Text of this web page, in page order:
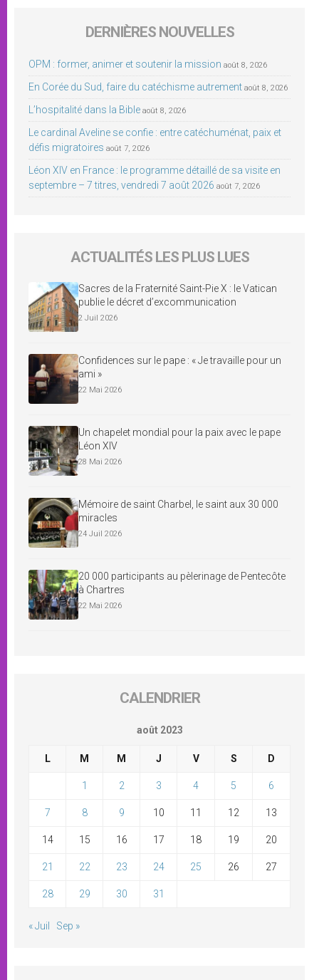
DERNIÈRES NOUVELLES
OPM : former, animer et soutenir la mission août 8, 2026
En Corée du Sud, faire du catéchisme autrement août 8, 2026
L’hospitalité dans la Bible août 8, 2026
Le cardinal Aveline se confie : entre catéchuménat, paix et
défis migratoires août 7, 2026
Léon XIV en France : le programme détaillé de sa visite en
septembre – 7 titres, vendredi 7 août 2026 août 7, 2026
ACTUALITÉS LES PLUS LUES
Sacres de la Fraternité Saint-Pie X : le Vatican
publie le décret d’excommunication
2 Juil 2026
Confidences sur le pape : « Je travaille pour un
ami »
22 Mai 2026
Un chapelet mondial pour la paix avec le pape
Léon XIV
28 Mai 2026
Mémoire de saint Charbel, le saint aux 30 000
miracles
24 Juil 2026
20 000 participants au pèlerinage de Pentecôte
à Chartres
22 Mai 2026
CALENDRIER
août 2023
L M M J V S D
1 2 3 4 5 6
7 8 9 10 11 12 13
14 15 16 17 18 19 20
21 22 23 24 25 26 27
28 29 30 31
« Juil Sep »